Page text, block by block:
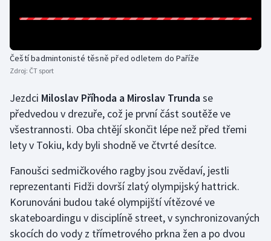
Čeští badmintonisté těsně před odletem do Paříže
Zdroj: ČT sport
Jezdci Miloslav Příhoda a Miroslav Trundase
předvedou v drezuře, což je první část soutěže ve
všestrannosti. Oba chtějí skončit lépe než před třemi
lety v Tokiu, kdy byli shodně ve čtvrté desítce.
Fanoušci sedmičkového ragby jsou zvědaví, jestli
reprezentanti Fidži dovrší zlatý olympijský hattrick.
Korunováni budou také olympijští vítězové ve
skateboardingu v disciplíně street, v synchronizovaných
skocích do vody z třímetrového prkna žen a po dvou